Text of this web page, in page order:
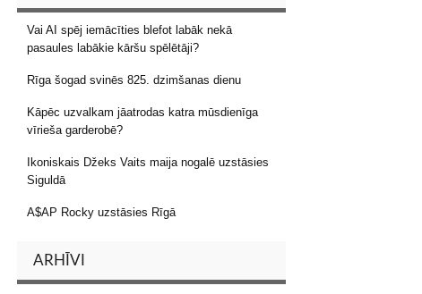
Vai AI spēj iemācīties blefot labāk nekā
pasaules labākie kāršu spēlētāji?
Rīga šogad svinēs 825. dzimšanas dienu
Kāpēc uzvalkam jāatrodas katra mūsdienīga
vīrieša garderobē?
Ikoniskais Džeks Vaits maija nogalē uzstāsies
Siguldā
A$AP Rocky uzstāsies Rīgā
ARHĪVI